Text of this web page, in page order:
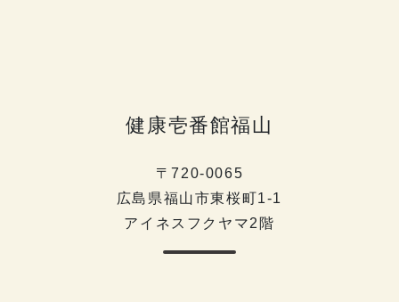
健康壱番館福山
〒720-0065
広島県福山市東桜町1-1
アイネスフクヤマ2階